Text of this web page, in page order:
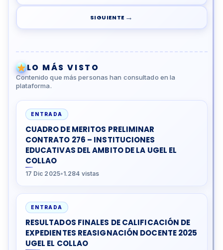
SIGUIENTE →
LO MÁS VISTO
Contenido que más personas han consultado en la
plataforma.
ENTRADA
CUADRO DE MERITOS PRELIMINAR
CONTRATO 276 – INSTITUCIONES
EDUCATIVAS DEL AMBITO DE LA UGEL EL
COLLAO
17 Dic 2025•1.284 vistas
ENTRADA
RESULTADOS FINALES DE CALIFICACIÓN DE
EXPEDIENTES REASIGNACIÓN DOCENTE 2025
UGEL EL COLLAO